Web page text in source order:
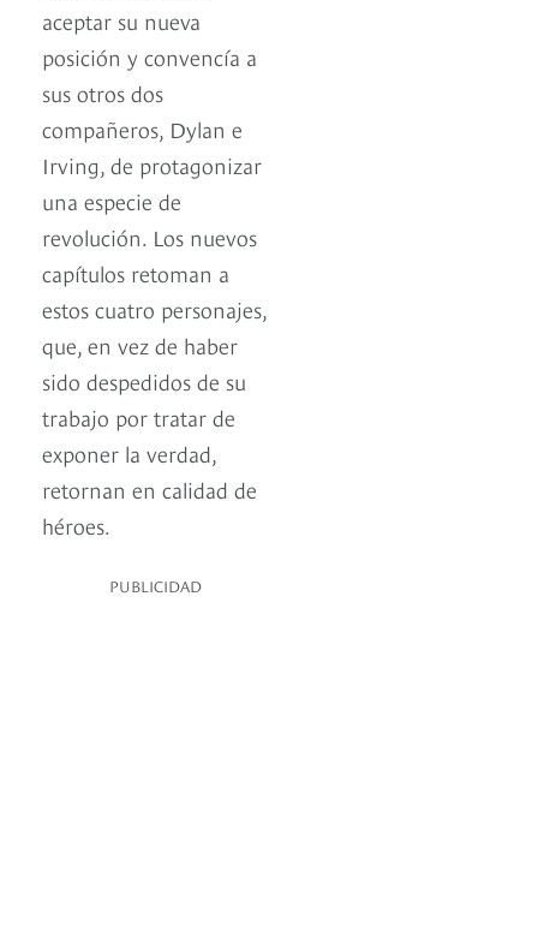
aceptar su nueva
posición y convencía a
sus otros dos
compañeros, Dylan e
Irving, de protagonizar
una especie de
revolución. Los nuevos
capítulos retoman a
estos cuatro personajes,
que, en vez de haber
sido despedidos de su
trabajo por tratar de
exponer la verdad,
retornan en calidad de
héroes.
PUBLICIDAD